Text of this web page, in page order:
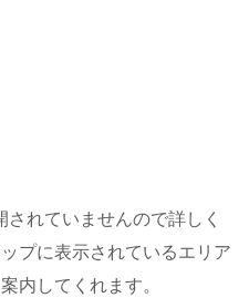
れていませんので詳しく
プに表示されているエリア
内してくれます。